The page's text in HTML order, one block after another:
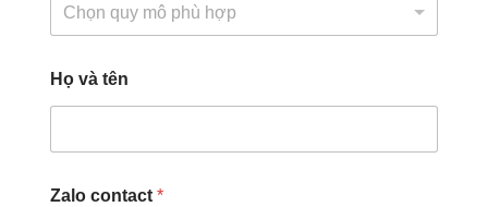
Chọn quy mô phù hợp
Họ và tên
Zalo contact *